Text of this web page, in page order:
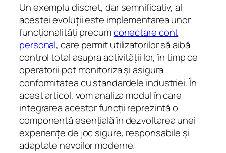
Un exemplu discret, dar semnificativ, al
acestei evoluții este implementarea unor
funcționalități precumconectare cont
personal, care permit utilizatorilor să aibă
control total asupra activității lor, în timp ce
operatorii pot monitoriza și asigura
conformitatea cu standardele industriei. În
acest articol, vom analiza modul în care
integrarea acestor funcții reprezintă o
componentă esențială în dezvoltarea unei
experiențe de joc sigure, responsabile și
adaptate nevoilor moderne.